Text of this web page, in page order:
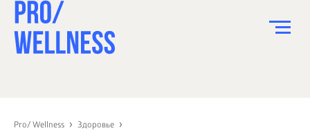
Pro/ Wellness
Здоровье
СПОРТ